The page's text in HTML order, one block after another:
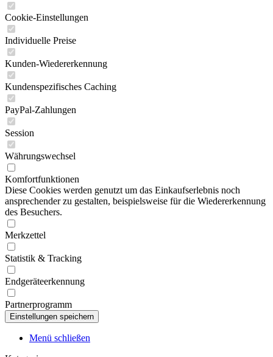
Cookie-Einstellungen
Individuelle Preise
Kunden-Wiedererkennung
Kundenspezifisches Caching
PayPal-Zahlungen
Session
Währungswechsel
Komfortfunktionen
Diese Cookies werden genutzt um das Einkaufserlebnis noch
ansprechender zu gestalten, beispielsweise für die Wiedererkennung
des Besuchers.
Merkzettel
Statistik & Tracking
Endgeräteerkennung
Partnerprogramm
Menü schließen